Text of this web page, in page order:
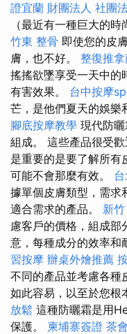
證宜蘭 財團法人 社團
（最近有一種巨大的
竹東 整骨 即使您的皮
膚，也不好。 整復推
搖搖欲墜享受一天中的
有害效果。 台中按摩
芒，是他們夏天的娛樂
腳底按摩教學 現代防
組成。 這些產品很受
是重要的是要了解所有
可能不會那麼有效。
據單個皮膚類型，需求
適合需求的產品。 新
慮客戶的價格，組成部
意，每種成分的效率和
習按摩 辦桌外燴推薦
不同的產品並考慮各種
如此容易，以至於您根
放鬆 這種防曬霜是用
保護。 柬埔寨簽證 茶會